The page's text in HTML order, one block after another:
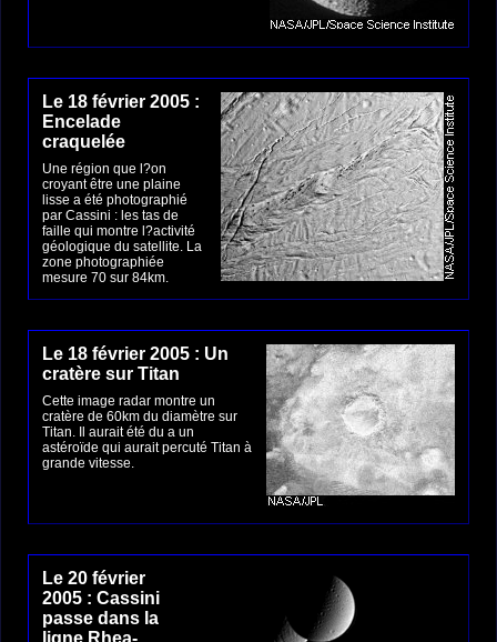
Le 18 février 2005 :
Encelade
craquelée
Une région que l?on
croyant être une plaine
lisse a été photographié
par Cassini : les tas de
faille qui montre l?activité
géologique du satellite. La
zone photographiée
mesure 70 sur 84km.
Le 18 février 2005 : Un
cratère sur Titan
Cette image radar montre un
cratère de 60km du diamètre sur
Titan. Il aurait été du a un
astéroïde qui aurait percuté Titan à
grande vitesse.
Le 20 février
2005 : Cassini
passe dans la
ligne Rhea-